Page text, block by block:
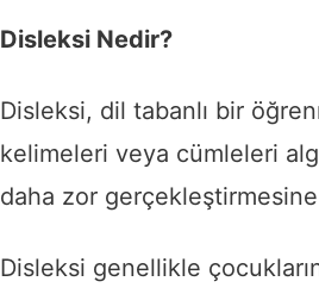
Disleksi Nedir?
Disleksi, dil tabanlı bir
kelimeleri veya cümleleri
daha zor
Disleksi genellikle